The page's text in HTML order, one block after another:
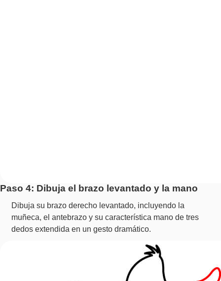
Paso 4: Dibuja el brazo levantado y la mano
Dibuja su brazo derecho levantado, incluyendo la
muñeca, el antebrazo y su característica mano de tres
dedos extendida en un gesto dramático.